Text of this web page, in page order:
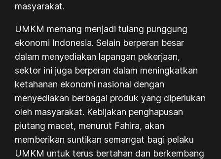
masyarakat.
UMKM memang menjadi tulang punggung
ekonomi Indonesia. Selain berperan besar
dalam menyediakan lapangan pekerjaan,
sektor ini juga berperan dalam meningkatkan
ketahanan ekonomi nasional dengan
menyediakan berbagai produk yang diperlukan
oleh masyarakat. Kebijakan penghapusan
piutang macet, menurut Fahira, akan
memberikan suntikan semangat bagi pelaku
UMKM untuk terus bertahan dan berkembang